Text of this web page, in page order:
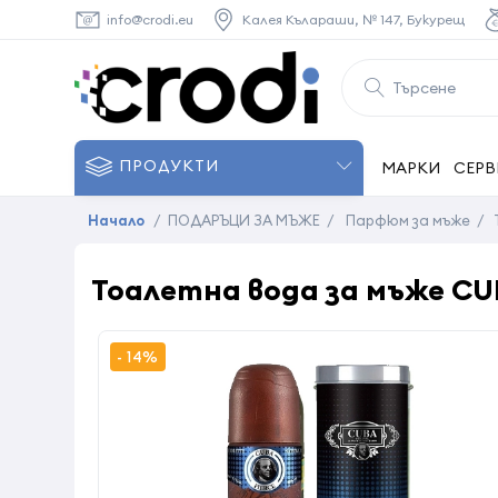
info@crodi.eu Калея Кълараши, № 147, Букурещ
ПРОДУКТИ МАРКИ
Начало / ПОДАРЪЦИ ЗА МЪЖЕ / Парфюм за мъже /
Тоалетна вода за мъже
- 14%